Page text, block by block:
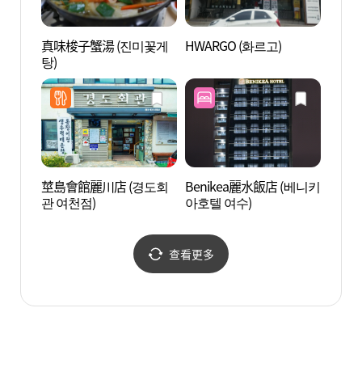
真味梭子蟹湯 (진미꽃게
탕)
HWARGO (화르고)
莖島會館麗川店 (경도회
관 여천점)
Benikea麗水飯店 (베니키
아호텔 여수)
查看更多